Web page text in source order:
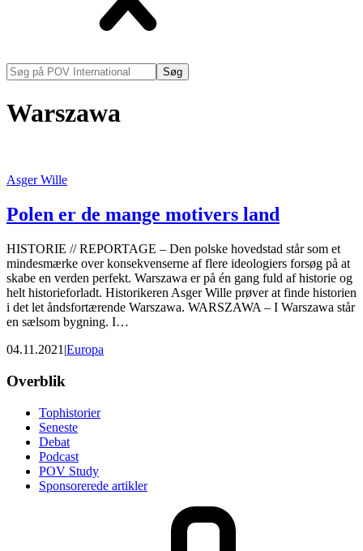
Søg
på
International
Warszawa
Asger Wille
Polen er de mange motivers land
HISTORIE // REPORTAGE – Den polske hovedstad står som et
mindesmærke over konsekvenserne af flere ideologiers forsøg på at
skabe en verden perfekt. Warszawa er på én gang fuld af historie og
helt historieforladt. Historikeren Asger Wille prøver at finde historien
i det let åndsfortærende Warszawa. WARSZAWA – I Warszawa står
en sælsom bygning. I…
04.11.2021 |Europa
Footer
Overblik
Tophistorier
Seneste
Debat
Podcast
POV Study
Sponsorerede artikler